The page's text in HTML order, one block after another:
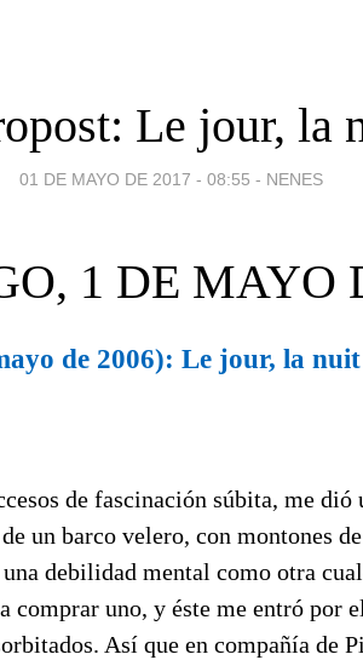
Le jour, la
01 DE MAYO DE 2017 - 08:55 - NENES
1 DE MAYO
de 2006): Le jour, la nuit
de fascinación súbita, me
un barco velero, con montones
debilidad mental como otra
comprar uno, y éste me entró por
Así que en compañía de